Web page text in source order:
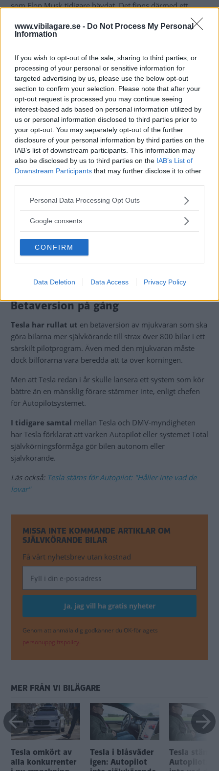
www.vibilagare.se - Do Not Process My Personal
Information
If you wish to opt-out of the sale, sharing to third parties, or
processing of your personal or sensitive information for
targeted advertising by us, please use the below opt-out
section to confirm your selection. Please note that after your
opt-out request is processed you may continue seeing
interest-based ads based on personal information utilized by
us or personal information disclosed to third parties prior to
your opt-out. You may separately opt-out of the further
disclosure of your personal information by third parties on the
IAB’s list of downstream participants. This information may
also be disclosed by us to third parties on the IAB’s List of
Downstream Participants that may further disclose it to other
Please note that this website/app uses one or more Google
not limited to your visit or usage behaviour. You may click to
use your data for below specified purposes in below Google
consent section.
Personal Data Processing Opt Outs
Google consents
CONFIRM
Data Deletion Data Access Privacy Policy
som Elon Musk tidigare hävdat. Det finns därmed ett
”glapp” mellan vad Teslachefen säger och vad systemet
faktiskt är kapabelt att göra.
Teslaanställda, inklusive chefen för Autopilotmjukvaran, CJ
Moore. Han verkar inte tro att det uttalande som Elon
Musk gjorde tidigare i år, där han hävdar att han är
”mycket övertygad” om att Tesla kan lansera en
självkörande bil i år, stämmer.
Elon Musks uppgifter om när Teslabilarna blir ska bli mer självkörande
stämmer inte överens med verkligheten, enligt chefen för
Betaversion på gång
Tesla har rullat ut en betaversion av mjukvaran som ska
göra bilarna mer självkörande till strax över 800 bilar i ett
särskilt pilotprogram. Även med den mjukvaran måste
dock bilförarna vara beredda att ta över körningen.
Men att Tesla redan i år skulle lansera ett system som kör
bättre än en mänsklig förare stämmer inte, enligt chefen
för Autopilotsystemet.
I tidigare samtal mellan Tesla och DMV-myndigheten
har Tesla förklarat att varken Autopilot eller systemet Total
självkörningsförmåga gör bilen autonom eller
självkörande.
Läs också: Tesla stäms för Autopilot: "Håller inte vad de
lovar"
MISSA INTE KOMMANDE ARTIKLAR OM
SJÄLVKÖRANDE BILAR
Få vårt nyhetsbrev utan kostnad
Genom att anmäla dig godkänner du OK-förlagets
personuppgiftspolicy.
MER FRÅN VI BILÄGARE
Tesla omkört av
alla konkurrenter
Tesla i blåsväder
igen: Autopilot
Tesla stäms
Autopilot: